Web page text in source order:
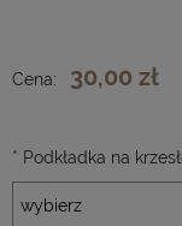
Cena: 30,00 zł
* Podkładka na